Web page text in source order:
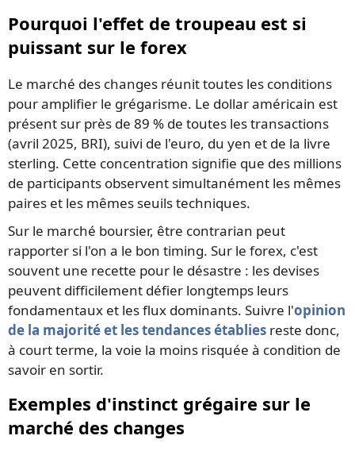
Pourquoi l'effet de troupeau est si
puissant sur le forex
Le marché des changes réunit toutes les conditions
pour amplifier le grégarisme. Le dollar américain est
présent sur près de 89 % de toutes les transactions
(avril 2025, BRI), suivi de l'euro, du yen et de la livre
sterling. Cette concentration signifie que des millions
de participants observent simultanément les mêmes
paires et les mêmes seuils techniques.
Sur le marché boursier, être contrarian peut
rapporter si l'on a le bon timing. Sur le forex, c'est
souvent une recette pour le désastre : les devises
peuvent difficilement défier longtemps leurs
fondamentaux et les flux dominants. Suivre l'opinion
de la majorité et les tendances établies reste donc,
à court terme, la voie la moins risquée à condition de
savoir en sortir.
Exemples d'instinct grégaire sur le
marché des changes